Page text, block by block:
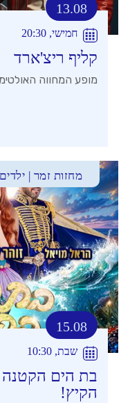
13.08
חמישי, 20:30
קליף ריצ'ארד
מופע המחווה
מחזות זמר |
15.08
שבת, 10:30
בת הים
הקיץ!